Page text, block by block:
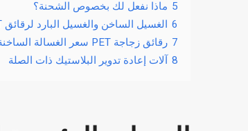
5 ماذا نفعل لك بخصوص الشحنة؟
6 الغسيل الساخن والغسيل البارد لرقائق PET
7 رقائق زجاجة PET سعر الغسالة الساخنة
8 آلات إعادة تدوير البلاستيك ذات الصلة